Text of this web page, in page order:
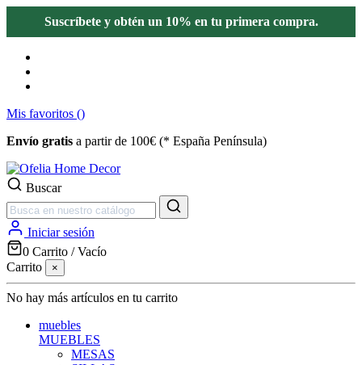
Suscríbete y obtén un 10% en tu primera compra.
Mis favoritos ()
Envío gratis a partir de 100€ (* España Península)
Buscar
Iniciar sesión
0 Carrito /Vacío
Carrito
×
No hay más artículos en tu carrito
muebles
MUEBLES
MESAS